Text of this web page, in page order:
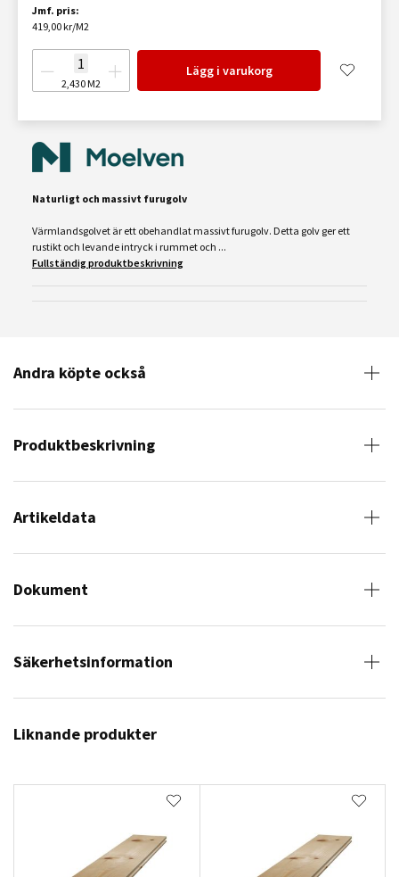
Jmf. pris:
419,00 kr/M2
2,430 M2
Lägg i varukorg
Naturligt och massivt furugolv
Värmlandsgolvet är ett obehandlat massivt furugolv. Detta golv ger ett
rustikt och levande intryck i rummet och ...
Fullständig produktbeskrivning
Andra köpte också
Produktbeskrivning
Artikeldata
Dokument
Säkerhetsinformation
Liknande produkter